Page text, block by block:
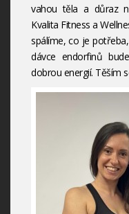
vahou těla a důraz
Kvalita Fitness a
spálíme, co je
dávce endorfinů
dobrou energií. Těším